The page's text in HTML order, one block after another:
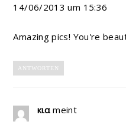
14/06/2013 um 15:36
Amazing pics! You're
ANTWORTEN
кια meint